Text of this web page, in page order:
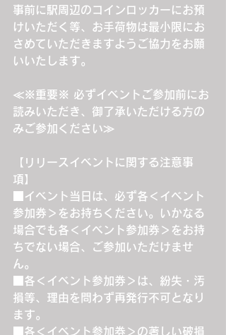
事前に駅周辺のコインロッカーにお預
けいただく等、お手荷物は最小限にお
さめていただきますようご協力をお願
いいたします。
≪※重要※ 必ずイベントご参加前にお
読みいただき、御了承いただける方の
みご参加ください≫
【リリースイベントに関する注意事
項】
■イベント当日は、必ず各＜イベント
参加券＞をお持ちください。いかなる
場合でも各＜イベント参加券＞をお持
ちでない場合、ご参加いただけませ
ん。
■各＜イベント参加券＞は、紛失・汚
損等、理由を問わず再発行不可となり
ます。
■各＜イベント参加券＞の著しい破損